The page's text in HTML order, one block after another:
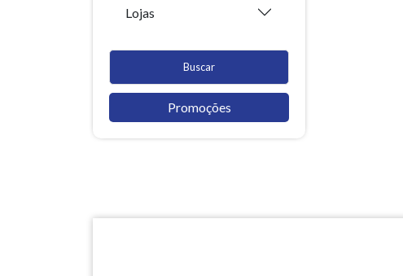
Lojas
Buscar
Promoções